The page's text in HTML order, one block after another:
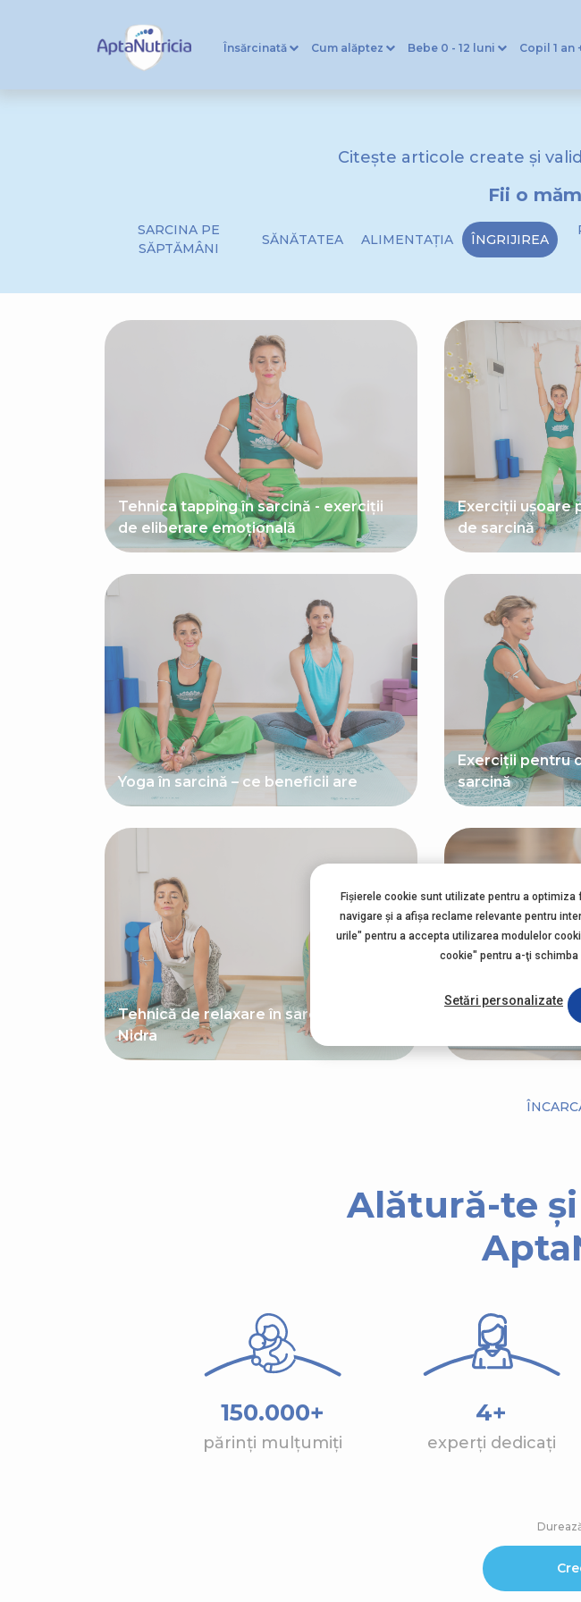
Însărcinată Cum alăptez Bebe 0 - 12 luni Copil 1 an
Citește articole create și
Fii o
SARCINA PE
SĂPTĂMÂNI
SĂNĂTATEA ALIMENTAȚIA ÎNGRIJIREA
Tehnica tapping în sarcină - exerciții
de eliberare emoțională
Exerciții ușoare
de sarcină
Yoga în sarcină – ce beneficii are
Exerciții pentru
sarcină
Tehnică de relaxare în sarcină: Yoga
Nidra
Alătură-te
150.000+
părinți mulțumiți
4+
experți dedicați
Fișierele cookie sunt utilizate pentru a
navigare şi a afişa reclame relevante pentru
urile" pentru a accepta utilizarea modulelor
cookie" pentru a-ţi
Setări personalizate